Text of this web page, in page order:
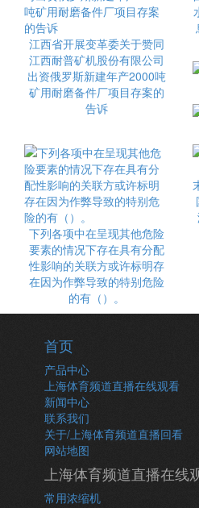
江西省开展变革委关于赞同
江西耐普矿机股份有限公司
出资俄罗斯新建年产2000吨
矿用耐磨备件厂项目存案的
告诉
下列各项中在呈现其他危险
要素的情况下存在具有分配
性影响的关联方或许标明存
在因为作弊导致的特别危险
的有（）。
首页
产品中心
上海体育频道直播在线观看
新闻中心
联系我们
关于/上海体育频道直播回看
网站地图
上海体育频道直播在线
常用浓缩机